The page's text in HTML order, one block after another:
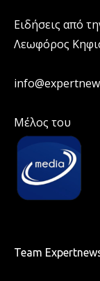
Ειδήσεις από
Λεωφόρος
Μέλος του
Team